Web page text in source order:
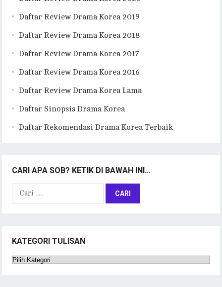
Daftar Review Drama Korea 2019
Daftar Review Drama Korea 2018
Daftar Review Drama Korea 2017
Daftar Review Drama Korea 2016
Daftar Review Drama Korea Lama
Daftar Sinopsis Drama Korea
Daftar Rekomendasi Drama Korea Terbaik
CARI APA SOB? KETIK DI BAWAH INI…
Cari
KATEGORI TULISAN
Kategori